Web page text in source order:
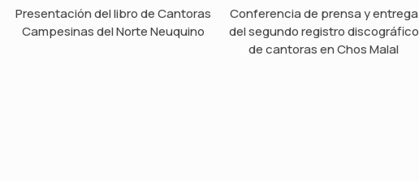
Presentación del libro de Cantoras
Campesinas del Norte Neuquino
Conferencia de prensa y entrega
del segundo registro discográfico
de cantoras en Chos Malal